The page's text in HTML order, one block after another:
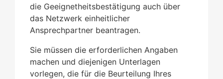
die Geeignetheitsbestätigung auch über
das Netzwerk einheitlicher
Ansprechpartner beantragen.
Sie müssen die erforderlichen Angaben
machen und diejenigen Unterlagen
vorlegen, die für die Beurteilung Ihres